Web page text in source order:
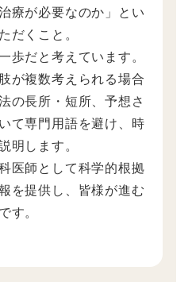
療が必要なのか」とい
だくこと。
歩だと考えています。
が複数考えられる場合
の長所・短所、予想さ
て専門用語を避け、時
明します。
医師として科学的根拠
を提供し、皆様が進む
す。